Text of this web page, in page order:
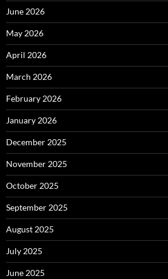
June 2026
May 2026
April 2026
March 2026
February 2026
January 2026
December 2025
November 2025
October 2025
September 2025
August 2025
July 2025
June 2025